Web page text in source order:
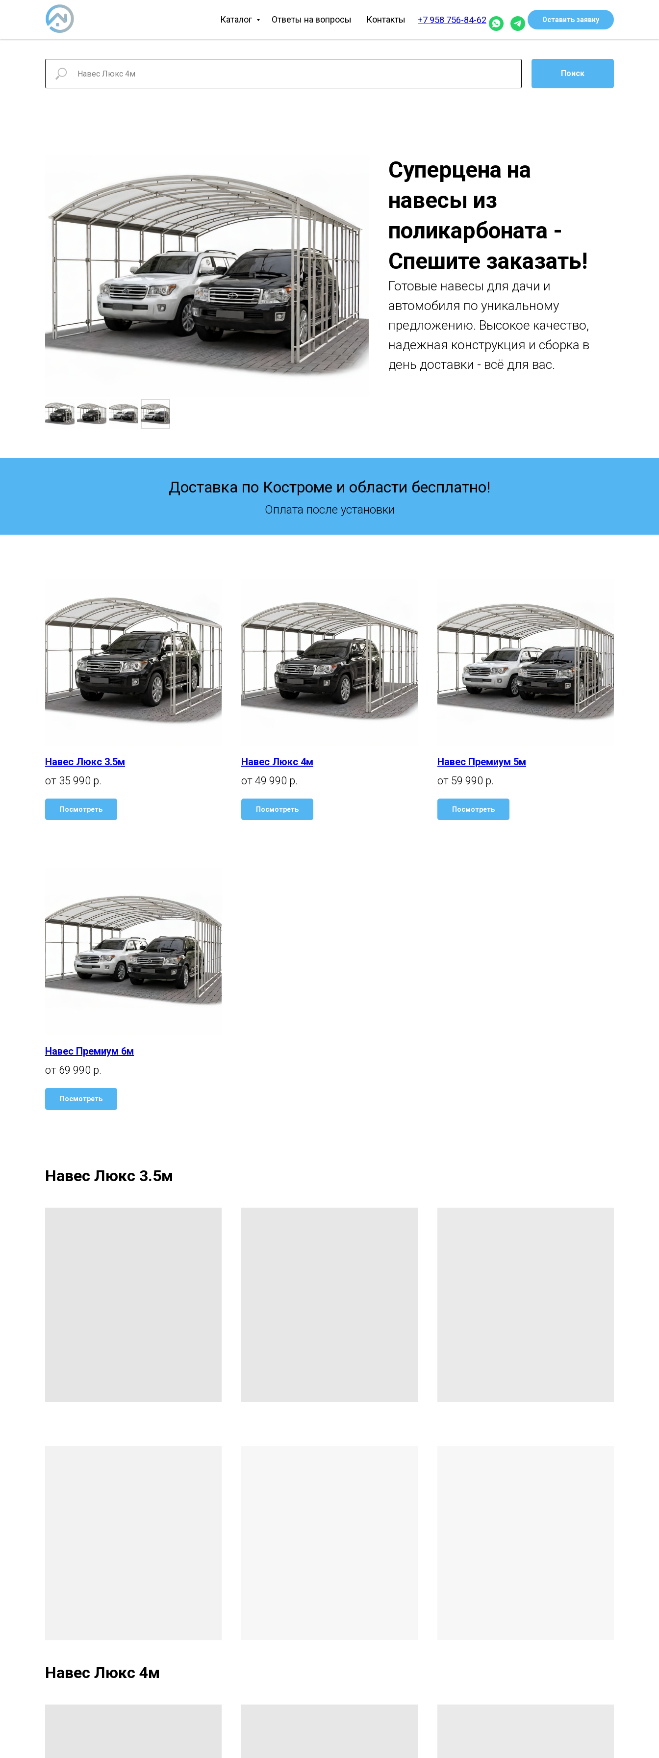
Каталог Ответы на вопросы Контакты +7 958 756-84-62 Оставить заявку
Поиск
Суперцена на
навесы из
поликарбоната -
Спешите заказать!
Готовые навесы для дачи и
автомобиля по уникальному
предложению. Высокое качество,
надежная конструкция и сборка в
день доставки - всё для вас.
Доставка по Костроме и области бесплатно!
Оплата после установки
Навес Люкс 3.5м
от 35 990 р.
Посмотреть
Навес Люкс 4м
от 49 990 р.
Посмотреть
Навес Премиум 5м
от 59 990 р.
Посмотреть
Навес Премиум 6м
от 69 990 р.
Посмотреть
Навес Люкс 3.5м
Навес Люкс 4м